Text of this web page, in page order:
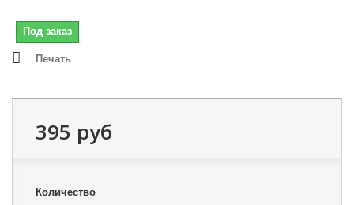
Под заказ
Печать
395 руб
Количество